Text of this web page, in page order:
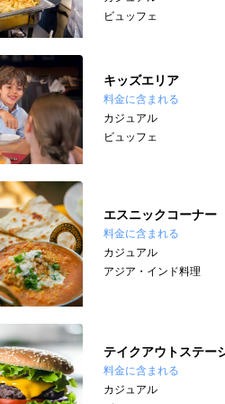
ビュッフェ
キッズエリア
料金に含まれる
カジュアル
ビュッフェ
エスニックコーナー
料金に含まれる
カジュアル
アジア・インド料理
テイクアウトステー
料金に含まれる
カジュアル